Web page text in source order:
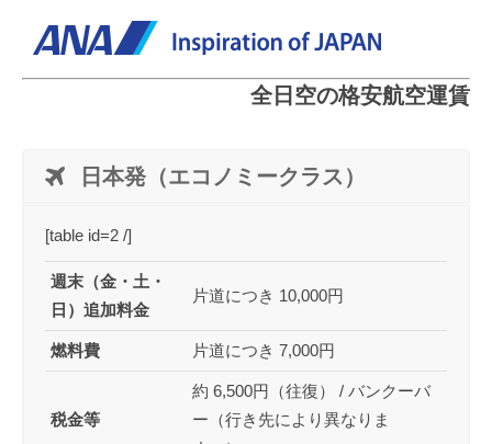
全日空の格安航空運賃
日本発（エコノミークラス）
[table id=2 /]
週末（金・土・
日）追加料金
片道につき 10,000円
燃料費 片道につき 7,000円
税金等
約 6,500円（往復） / バンクーバ
ー（行き先により異なりま